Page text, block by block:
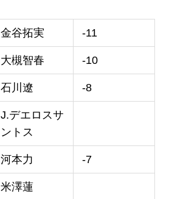
金谷拓実 -11
大槻智春 -10
石川遼 -8
J.デエロスサ
ントス
河本力 -7
米澤蓮